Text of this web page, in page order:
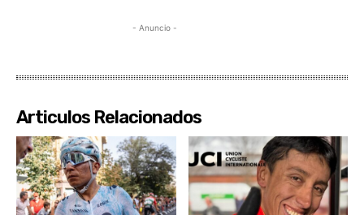
- Anuncio -
Articulos Relacionados